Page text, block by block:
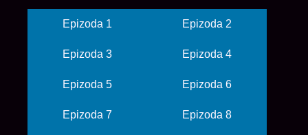
Epizoda 1 Epizoda 2
Epizoda 3 Epizoda 4
Epizoda 5 Epizoda 6
Epizoda 7 Epizoda 8